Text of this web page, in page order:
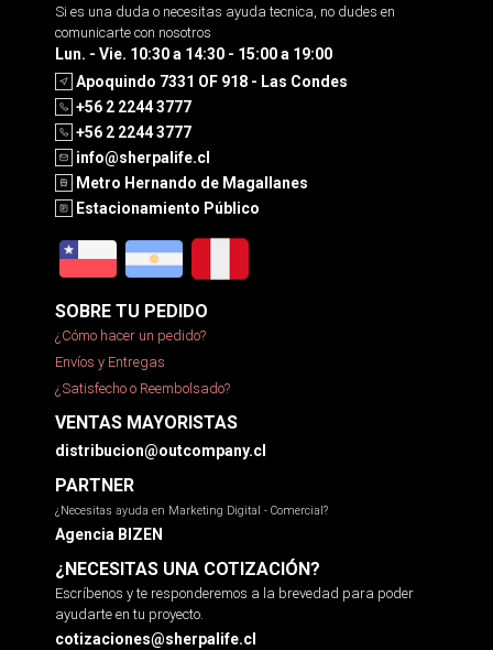
Si es una duda o necesitas ayuda tecnica, no dudes en
comunicarte con nosotros
Lun. - Vie. 10:30 a 14:30 - 15:00 a 19:00
Apoquindo 7331 OF 918 - Las Condes
+56 2 2244 3777
+56 2 2244 3777
info@sherpalife.cl
Metro Hernando de Magallanes
Estacionamiento Público
SOBRE TU PEDIDO
¿Cómo hacer un pedido?
Envíos y Entregas
¿Satisfecho o Reembolsado?
VENTAS MAYORISTAS
distribucion@outcompany.cl
PARTNER
¿Necesitas ayuda en Marketing Digital - Comercial?
Agencia BIZEN
¿NECESITAS UNA COTIZACIÓN?
Escríbenos y te responderemos a la brevedad para poder
ayudarte en tu proyecto.
cotizaciones@sherpalife.cl